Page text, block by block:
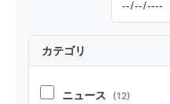
カテゴリ
ニュース (12)